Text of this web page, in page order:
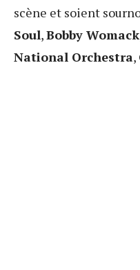
scène et soient
Soul,Bobby Womack
National Orchestra,